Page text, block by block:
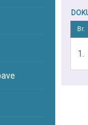
Br.
1.